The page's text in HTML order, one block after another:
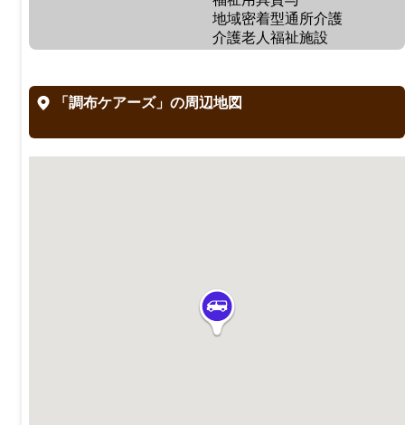
地域密着型通所介護
介護老人福祉施設
「調布ケアーズ」の周辺地図